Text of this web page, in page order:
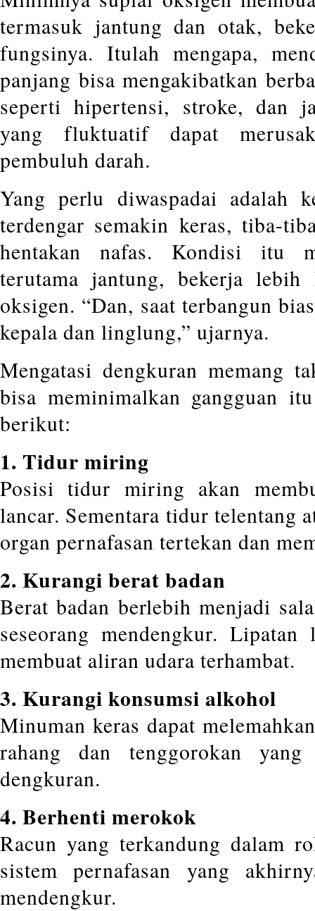
termasuk jantung dan otak,
fungsinya. Itulah mengapa,
panjang bisa mengakibatkan
seperti hipertensi, stroke, dan
yang fluktuatif dapat
pembuluh darah.
Yang perlu diwaspadai adalah
terdengar semakin keras, tiba-
hentakan nafas. Kondisi itu
terutama jantung, bekerja lebih
oksigen. “Dan, saat terbangun
kepala dan linglung,” ujarnya.
Mengatasi dengkuran memang
bisa meminimalkan gangguan
berikut:
1. Tidur miring
Posisi tidur miring akan
lancar. Sementara tidur telentang
organ pernafasan tertekan dan
2. Kurangi berat badan
Berat badan berlebih menjadi
seseorang mendengkur.
membuat aliran udara terhambat.
3. Kurangi konsumsi alkohol
Minuman keras dapat
rahang dan tenggorokan
dengkuran.
4. Berhenti merokok
Racun yang terkandung dalam
sistem pernafasan yang
mendengkur.